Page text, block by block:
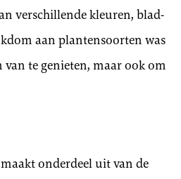
verschillende kleuren, blad-
aan plantensoorten was
te genieten, maar ook om
onderdeel uit van de